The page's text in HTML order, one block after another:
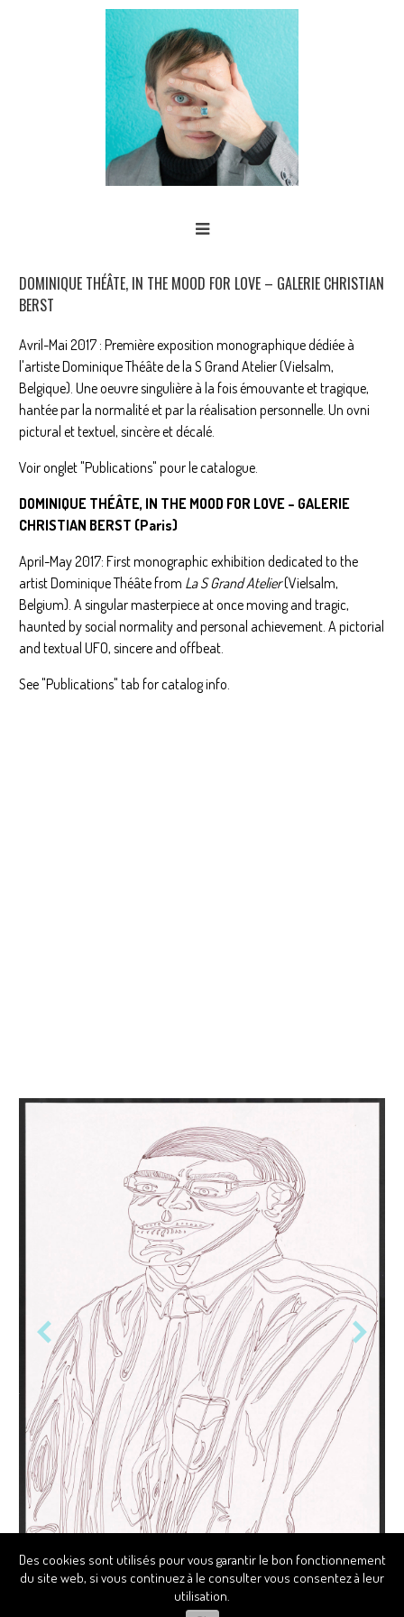
DOMINIQUE THÉÂTE, IN THE MOOD FOR LOVE – GALERIE CHRISTIAN
BERST
Avril-Mai 2017 : Première exposition monographique dédiée à
l'artiste Dominique Théâte de la S Grand Atelier (Vielsalm,
Belgique). Une oeuvre singulière à la fois émouvante et tragique,
hantée par la normalité et par la réalisation personnelle. Un ovni
pictural et textuel, sincère et décalé.
Voir onglet "Publications" pour le catalogue.
DOMINIQUE THÉÂTE, IN THE MOOD FOR LOVE – GALERIE
CHRISTIAN BERST (Paris)
April-May 2017: First monographic exhibition dedicated to the
artist Dominique Théâte from La S Grand Atelier(Vielsalm,
Belgium). A singular masterpiece at once moving and tragic,
haunted by social normality and personal achievement. A pictorial
and textual UFO, sincere and offbeat.
See "Publications" tab for catalog info.
Des cookies sont utilisés pour vous garantir le bon fonctionnement
du site web, si vous continuez à le consulter vous consentez à leur
utilisation.